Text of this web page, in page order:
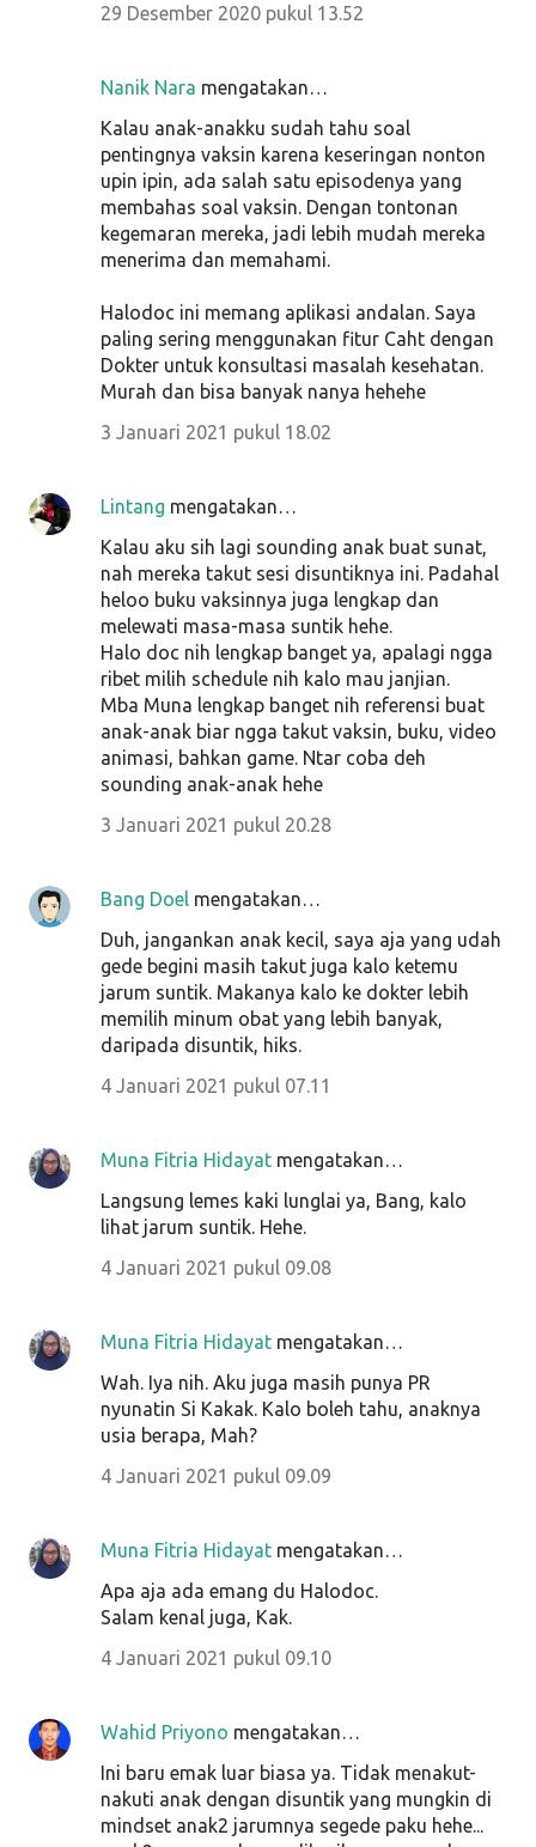
29 Desember 2020 pukul 13.52
Nanik Nara mengatakan…
Kalau anak-anakku sudah tahu soal
pentingnya vaksin karena keseringan nonton
upin ipin, ada salah satu episodenya yang
membahas soal vaksin. Dengan tontonan
kegemaran mereka, jadi lebih mudah mereka
menerima dan memahami.
Halodoc ini memang aplikasi andalan. Saya
paling sering menggunakan fitur Caht dengan
Dokter untuk konsultasi masalah kesehatan.
Murah dan bisa banyak nanya hehehe
3 Januari 2021 pukul 18.02
Lintang mengatakan…
Kalau aku sih lagi sounding anak buat sunat,
nah mereka takut sesi disuntiknya ini. Padahal
heloo buku vaksinnya juga lengkap dan
melewati masa-masa suntik hehe.
Halo doc nih lengkap banget ya, apalagi ngga
ribet milih schedule nih kalo mau janjian.
Mba Muna lengkap banget nih referensi buat
anak-anak biar ngga takut vaksin, buku, video
animasi, bahkan game. Ntar coba deh
sounding anak-anak hehe
3 Januari 2021 pukul 20.28
Bang Doel mengatakan…
Duh, jangankan anak kecil, saya aja yang udah
gede begini masih takut juga kalo ketemu
jarum suntik. Makanya kalo ke dokter lebih
memilih minum obat yang lebih banyak,
daripada disuntik, hiks.
4 Januari 2021 pukul 07.11
Muna Fitria Hidayat mengatakan…
Langsung lemes kaki lunglai ya, Bang, kalo
lihat jarum suntik. Hehe.
4 Januari 2021 pukul 09.08
Muna Fitria Hidayat mengatakan…
Wah. Iya nih. Aku juga masih punya PR
nyunatin Si Kakak. Kalo boleh tahu, anaknya
usia berapa, Mah?
4 Januari 2021 pukul 09.09
Muna Fitria Hidayat mengatakan…
Apa aja ada emang du Halodoc.
Salam kenal juga, Kak.
4 Januari 2021 pukul 09.10
Wahid Priyono mengatakan…
Ini baru emak luar biasa ya. Tidak menakut-
nakuti anak dengan disuntik yang mungkin di
mindset anak2 jarumnya segede paku hehe...